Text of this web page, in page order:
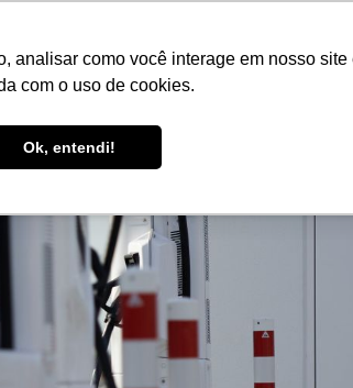
como você interage em nosso
com o uso de cookies.
Ok, entendi!